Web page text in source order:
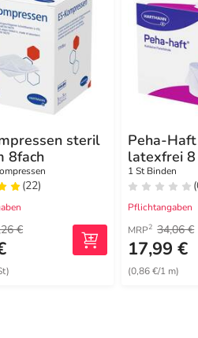
steril
8fach
(22)
€
Peha-
latexfrei
1 St Binden
Pflichtangaben
MRP2 34,06 €
17,99 €
(0,86 €/1 m)